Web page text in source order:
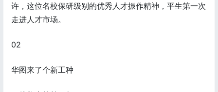
许，这位名校保研级别的优秀人才振作精神，平生第一次
走进人才市场。
02
华图来了个新工种